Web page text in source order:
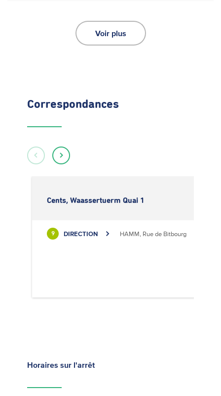
Voir plus
Correspondances
Cents, Waassertuerm Quai 1
9 DIRECTION HAMM, Rue de Bitbourg
Horaires sur l'arrêt